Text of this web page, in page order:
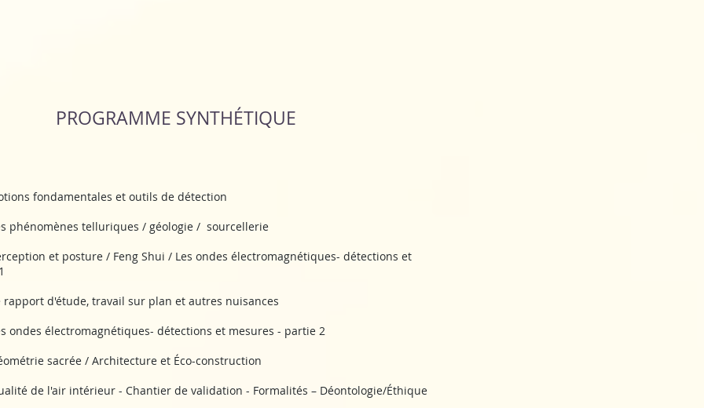
PROGRAMME SYNTHÉTIQUE
fondamentales et outils de détection
phénomènes telluriques / géologie / sourcellerie
et posture / Feng Shui / Les ondes électromagnétiques- détections et
rapport d'étude, travail sur plan et autres nuisances
ondes électromagnétiques- détections et mesures - partie 2
sacrée / Architecture et Éco-construction
de l'air intérieur - Chantier de validation - Formalités – Déontologie/Éthique